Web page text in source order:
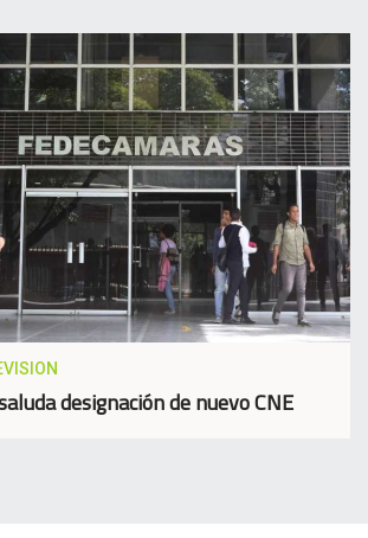
designación de nuevo CNE